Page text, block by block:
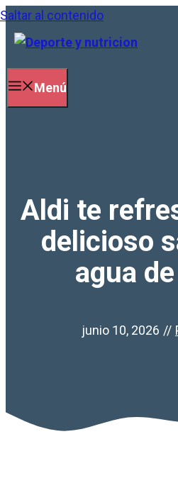
Saltar al contenido
Menú
Aldi te
delicioso
agua
junio 10, 2026 //